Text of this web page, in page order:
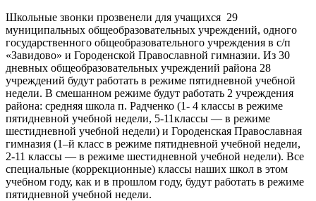
Школьные звонки прозвенели для учащихся 29
муниципальных общеобразовательных учреждений, одного
государственного общеобразовательного учреждения в с/п
«Завидово» и Городенской Православной гимназии. Из 30
дневных общеобразовательных учреждений района 28
учреждений будут работать в режиме пятидневной учебной
недели. В смешанном режиме будут работать 2 учреждения
района: средняя школа п. Радченко (1- 4 классы в режиме
пятидневной учебной недели, 5-11классы — в режиме
шестидневной учебной недели) и Городенская Православная
гимназия (1–й класс в режиме пятидневной учебной недели,
2-11 классы — в режиме шестидневной учебной недели). Все
специальные (коррекционные) классы наших школ в этом
учебном году, как и в прошлом году, будут работать в режиме
пятидневной учебной недели.